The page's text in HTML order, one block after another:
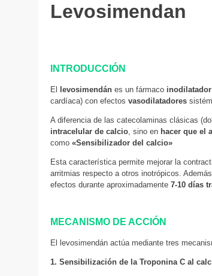
Levosimendan
INTRODUCCIÓN
El levosimendán es un fármaco inodilatador
cardíaca) con efectos vasodilatadores
A diferencia de las catecolaminas clásicas
intracelular de calcio, sino en hacer que el
como «Sensibilizador del calcio»
Esta característica permite mejorar la
arritmias respecto a otros inotrópicos.
efectos durante aproximadamente 7-10 días
MECANISMO DE ACCIÓN
El levosimendán actúa mediante tres
1. Sensibilización de la Troponina C al